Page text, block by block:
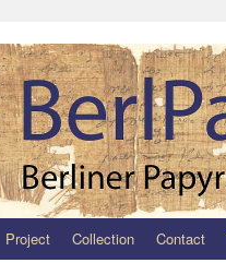
ZumProject Collection Contact